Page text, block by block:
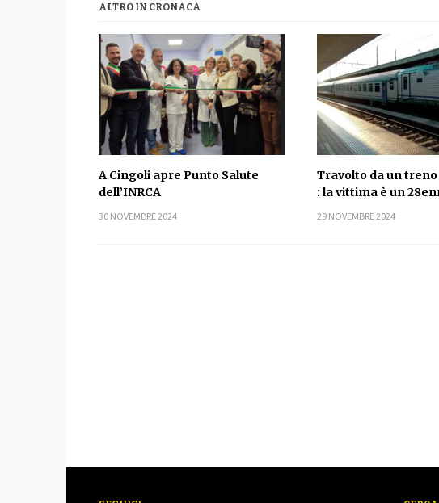
ALTRO IN CRONACA
A Cingoli apre Punto Salute
dell’INRCA
30 NOVEMBRE 2024
Travolto da un
: la vittima è un
29 NOVEMBRE 2024